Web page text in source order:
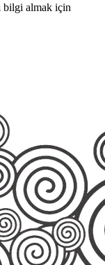
bilgi almak için